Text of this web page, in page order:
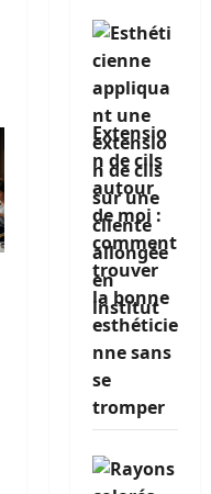
Extensio
n de cils
autour
de moi :
comment
trouver
la bonne
esthéticie
nne sans
se
tromper